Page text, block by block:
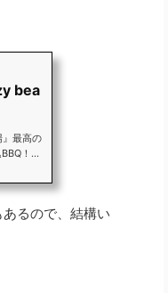
bea
』最高の
！手
ゅらさ
るので、結構い